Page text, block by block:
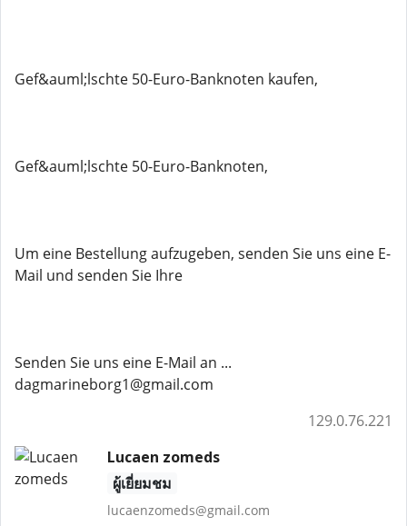
Gef&auml;lschte 50-Euro-Banknoten kaufen,
Gef&auml;lschte 50-Euro-Banknoten,
Um eine Bestellung aufzugeben, senden Sie uns eine E-
Mail und senden Sie Ihre
Senden Sie uns eine E-Mail an ...
dagmarineborg1@gmail.com
129.0.76.221
Lucaen zomeds
ผู้เยี่ยมชม
lucaenzomeds@gmail.com